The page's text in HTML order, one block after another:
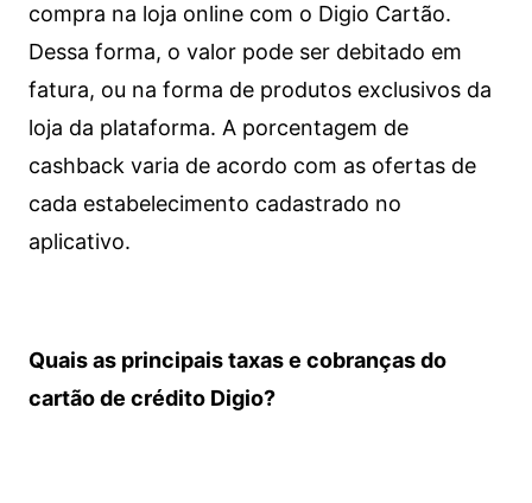
compra na loja online com o Digio Cartão.
Dessa forma, o valor pode ser debitado em
fatura, ou na forma de produtos exclusivos da
loja da plataforma. A porcentagem de
cashback varia de acordo com as ofertas de
cada estabelecimento cadastrado no
aplicativo.
Quais as principais taxas e cobranças do
cartão de crédito Digio?